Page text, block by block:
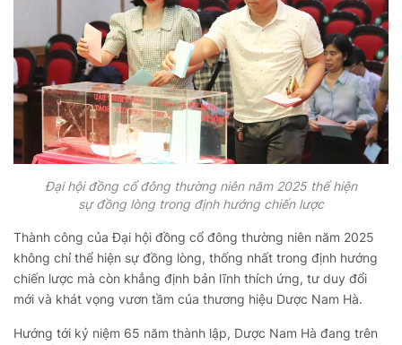
Đại hội đồng cổ đông thường niên năm 2025 thể hiện
sự đồng lòng trong định hướng chiến lược
Thành công của Đại hội đồng cổ đông thường niên năm 2025
không chỉ thể hiện sự đồng lòng, thống nhất trong định hướng
chiến lược mà còn khẳng định bản lĩnh thích ứng, tư duy đổi
mới và khát vọng vươn tầm của thương hiệu Dược Nam Hà.
Hướng tới kỷ niệm 65 năm thành lập, Dược Nam Hà đang trên